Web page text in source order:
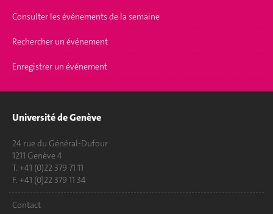
Consulter les événements de la semaine
Rechercher un événement
Enregistrer un événement
Université de Genève
24 rue du Général-Dufour
1211 Genève 4
T. +41 (0)22 379 71 11
F. +41 (0)22 379 11 34
Contact